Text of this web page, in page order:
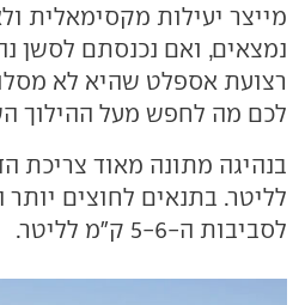
מייצר יעילות מקסימאלית
נמצאים, ואם נכנסתם לסשן
רצועת אספלט שהיא לא
לכם מה לחפש מעל ההילוך
לליטר. בתנאים לחוצים
לסביבות ה-5-6 ק"מ לליטר.